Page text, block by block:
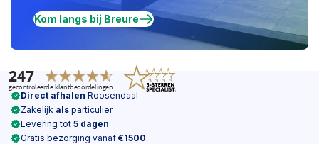
Kom langs bij Breure
Direct afhalen Roosendaal
Zakelijk als particulier
Levering tot 5 dagen
Gratis bezorging vanaf €1500